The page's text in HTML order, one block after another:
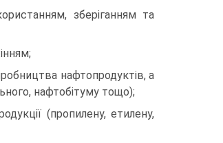
зберіганням та
нафтопродуктів, а
нафтобітуму тощо);
(пропилену, етилену,